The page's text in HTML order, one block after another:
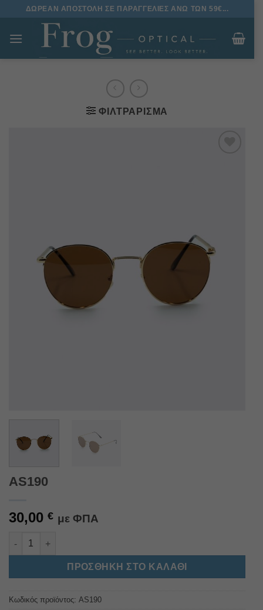
Μετάβαση
περιεχόμενο
ΔΩΡΕΑΝ ΑΠΟΣΤΟΛΗ ΣΕ ΠΑΡΑΓΓΕΛΙΕΣ ΑΝΩ ΤΩΝ 59€...
ΦΙΛΤΡΆΡΙΣΜΑ
AS190
30,00 € με ΦΠΑ
AS190 ποσότητα
ΠΡΟΣΘΉΚΗ ΣΤΟ ΚΑΛΆΘΙ
Alternative:
Κωδικός προϊόντος: AS190